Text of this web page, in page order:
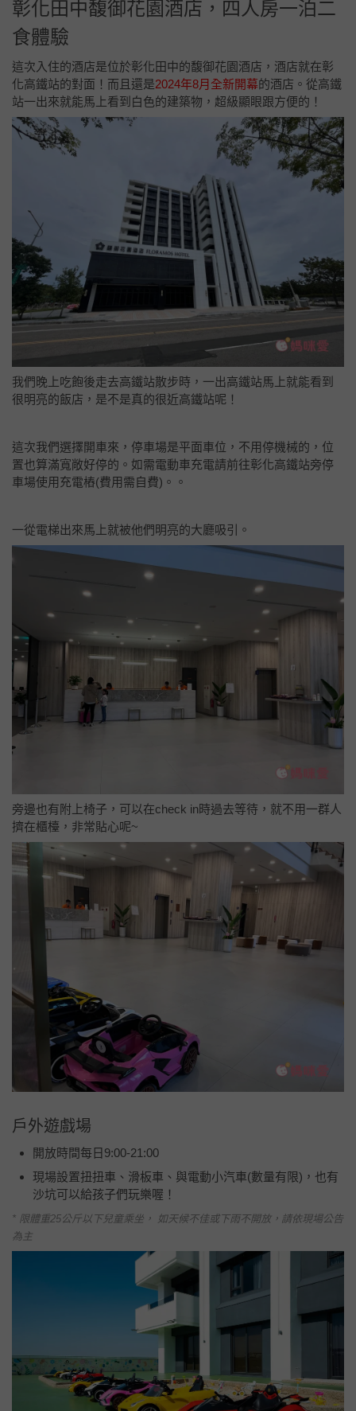
14坪，兩中床(160x200cm)、景觀陽台、浴袍、浴缸。
可加價「一人」升等「舒適五人房」
價：12歲以下+400、13歲以上+600。
彰化田中馥御花園酒店，四人房一泊二
食體驗
這次入住的酒店是位於彰化田中的馥御花園酒店，酒店就在彰
化高鐵站的對面！而且還是
2024年8月全新開幕的酒店。從高鐵
站一出來就能馬上看到白色的建築物，超級顯眼跟方便的！
我們晚上吃飽後走去高鐵站散步時，一出高鐵站馬上就能看到
很明亮的飯店，是不是真的很近高鐵站呢！
這次我們選擇開車來，停車場是平面車位，不用停機械的，位
置也算滿寬敞好停的。如需電動車充電請前往彰化高鐵站旁停